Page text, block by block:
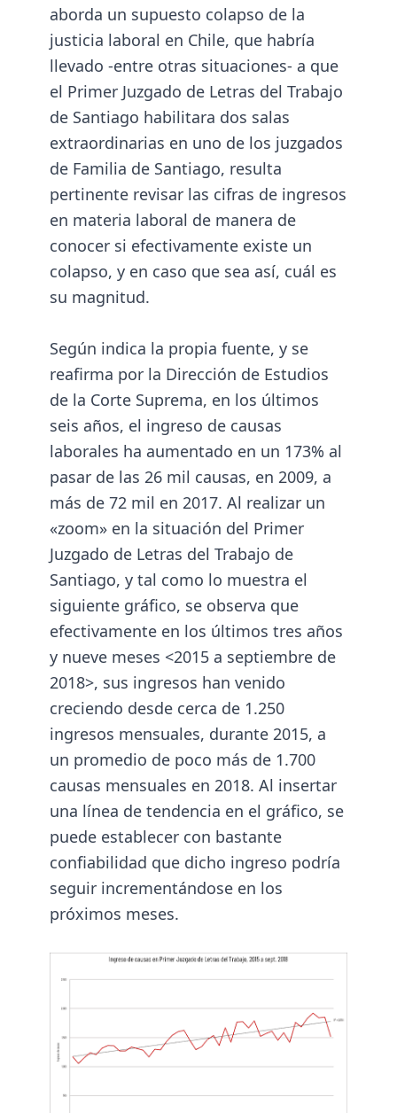
aborda un supuesto colapso de la
justicia laboral en Chile, que habría
llevado -entre otras situaciones- a que
el Primer Juzgado de Letras del Trabajo
de Santiago habilitara dos salas
extraordinarias en uno de los juzgados
de Familia de Santiago, resulta
pertinente revisar las cifras de ingresos
en materia laboral de manera de
conocer si efectivamente existe un
colapso, y en caso que sea así, cuál es
su magnitud.
Según indica la propia fuente, y se
reafirma por la Dirección de Estudios
de la Corte Suprema, en los últimos
seis años, el ingreso de causas
laborales ha aumentado en un 173% al
pasar de las 26 mil causas, en 2009, a
más de 72 mil en 2017. Al realizar un
«zoom» en la situación del Primer
Juzgado de Letras del Trabajo de
Santiago, y tal como lo muestra el
siguiente gráfico, se observa que
efectivamente en los últimos tres años
y nueve meses <2015 a septiembre de
2018>, sus ingresos han venido
creciendo desde cerca de 1.250
ingresos mensuales, durante 2015, a
un promedio de poco más de 1.700
causas mensuales en 2018. Al insertar
una línea de tendencia en el gráfico, se
puede establecer con bastante
confiabilidad que dicho ingreso podría
seguir incrementándose en los
próximos meses.